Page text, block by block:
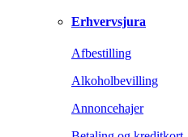
Erhvervsjura
Afbestilling
Alkoholbevilling
Annoncehajer